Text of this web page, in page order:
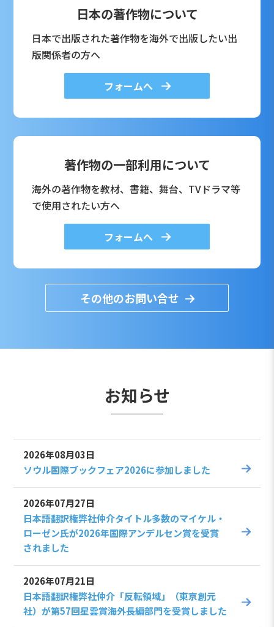
日本の著作物について
日本で出版された著作物を海外で出版したい出
版関係者の方へ
フォームへ
著作物の一部利用について
海外の著作物を教材、書籍、舞台、TVドラマ等
で使用されたい方へ
フォームへ
その他のお問い合せ
お知らせ
2026年08月03日
ソウル国際ブックフェア2026に参加しました
2026年07月27日
日本語翻訳権弊社仲介タイトル多数のマイケル・
ローゼン氏が2026年国際アンデルセン賞を受賞
されました
2026年07月21日
日本語翻訳権弊社仲介「反転領域」（東京創元
社）が第57回星雲賞海外長編部門を受賞しました